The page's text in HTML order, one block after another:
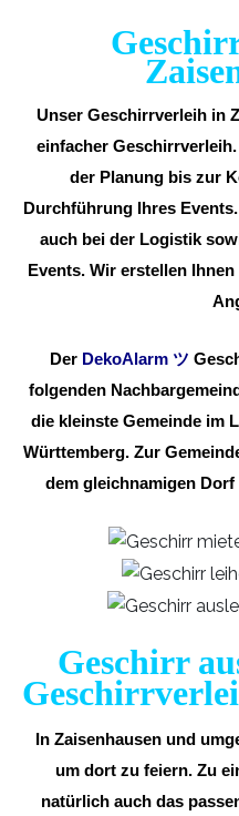
Unser Geschirrverleih in
einfacher
der Planung bis zur
Durchführung Ihres
auch bei der Logistik
Events. Wir erstellen
Der DekoAlarm ツ
folgenden
die kleinste Gemeinde im
Württemberg. Zur
dem gleichnamigen
Geschirr
In Zaisenhausen und
um dort zu feiern. Zu
natürlich auch das